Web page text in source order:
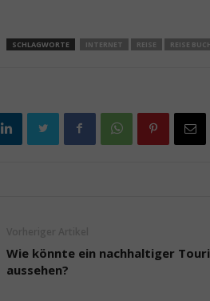
SCHLAGWORTE INTERNET REISE REISE
Wie könnte ein nachhaltiger
aussehen?